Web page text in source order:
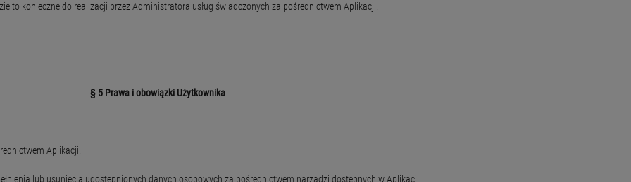
konieczne do realizacji przez Administratora usług świadczonych za pośrednictwem Aplikacji.
§ 5 Prawa i obowiązki Użytkownika
Aplikacji.
lub usunięcia udostępnionych danych osobowych za pośrednictwem narządzi dostępnych w Aplikacji.